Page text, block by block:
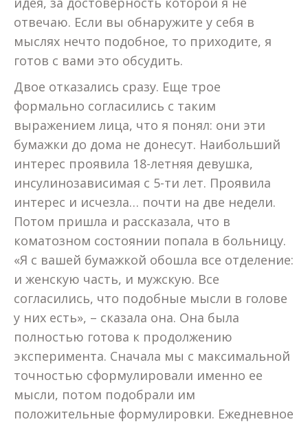
отвечаю. Если вы обнаружите у себя в
мыслях нечто подобное, то приходите, я
готов с вами это обсудить.
Двое отказались сразу. Еще трое
формально согласились с таким
выражением лица, что я понял: они эти
бумажки до дома не донесут. Наибольший
интерес проявила 18-летняя девушка,
инсулинозависимая с 5-ти лет. Проявила
интерес и исчезла… почти на две недели.
Потом пришла и рассказала, что в
коматозном состоянии попала в больницу.
«Я с вашей бумажкой обошла все отделение:
и женскую часть, и мужскую. Все
согласились, что подобные мысли в голове
у них есть», – сказала она. Она была
полностью готова к продолжению
эксперимента. Сначала мы с максимальной
точностью сформулировали именно ее
мысли, потом подобрали им
положительные формулировки. Ежедневное